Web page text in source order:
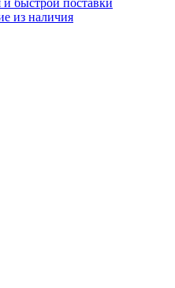
быстрой поставки